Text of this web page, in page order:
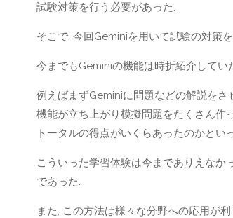
試験対策を行う必要があった.
そこで, 今回Geminiを用いて試験の対策
今までもGeminiの機能は時折紹介して
例えばまずGeminiに問題などの解説を
機能が立ち上がり模擬問題をたくさん作
トータルの得点がいくらあったのかとい
こういった学習体験は今までありえな
であった.
また, この方法は様々な分野への応用が